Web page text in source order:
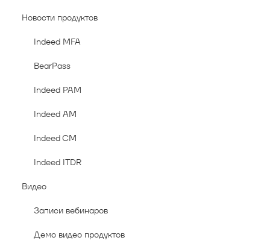
Новости продуктов
Indeed MFA
BearPass
Indeed PAM
Indeed AM
Indeed CM
Indeed ITDR
Видео
Записи вебинаров
Демо видео продуктов